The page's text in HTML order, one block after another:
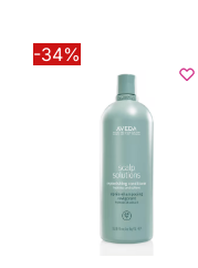
-34%